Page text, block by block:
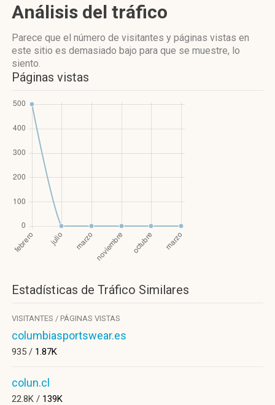
Análisis del tráfico
Parece que el número de visitantes y páginas vistas en
este sitio es demasiado bajo para que se muestre, lo
siento.
Páginas vistas
Estadísticas de Tráfico Similares
VISITANTES / PÁGINAS VISTAS
columbiasportswear.es
935 / 1.87K
colun.cl
22.8K / 139K